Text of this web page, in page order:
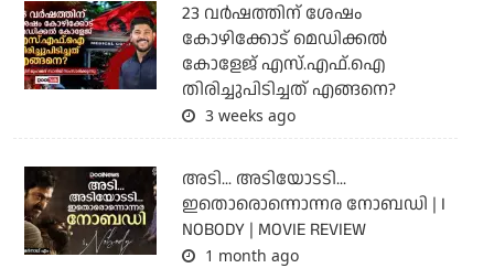
23 വർഷത്തിന് ശേഷം
കോഴിക്കോട് മെഡിക്കൽ
കോളേജ് എസ്.എഫ്.ഐ
തിരിച്ചുപിടിച്ചത് എങ്ങനെ?
3 weeks ago
അടി... അടിയോടടി...
ഇതൊരൊന്നൊന്നര നോബഡി | I
NOBODY | MOVIE REVIEW
1 month ago